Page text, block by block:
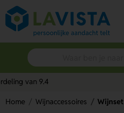
Home Wijnaccessoires